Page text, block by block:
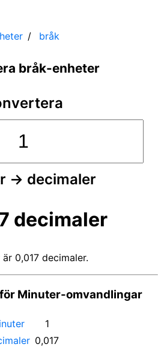
bråk
bråk-enheter
→ decimaler
decimaler
är 0,017 decimaler.
Minuter-omvandlingar
1
0,017